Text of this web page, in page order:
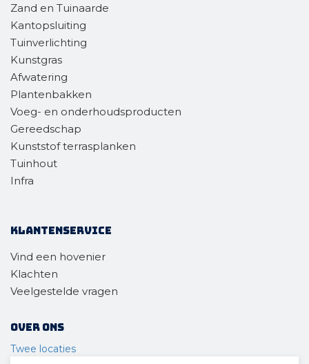
Zand en Tuinaarde
Kantopsluiting
Tuinverlichting
Kunstgras
Afwatering
Plantenbakken
Voeg- en onderhoudsproducten
Gereedschap
Kunststof terrasplanken
Tuinhout
Infra
Klantenservice
Vind een hovenier
Klachten
Veelgestelde vragen
Over ons
Twee locaties